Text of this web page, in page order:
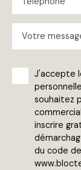
Votre
J'accepte
souhaitez
inscrire
du code